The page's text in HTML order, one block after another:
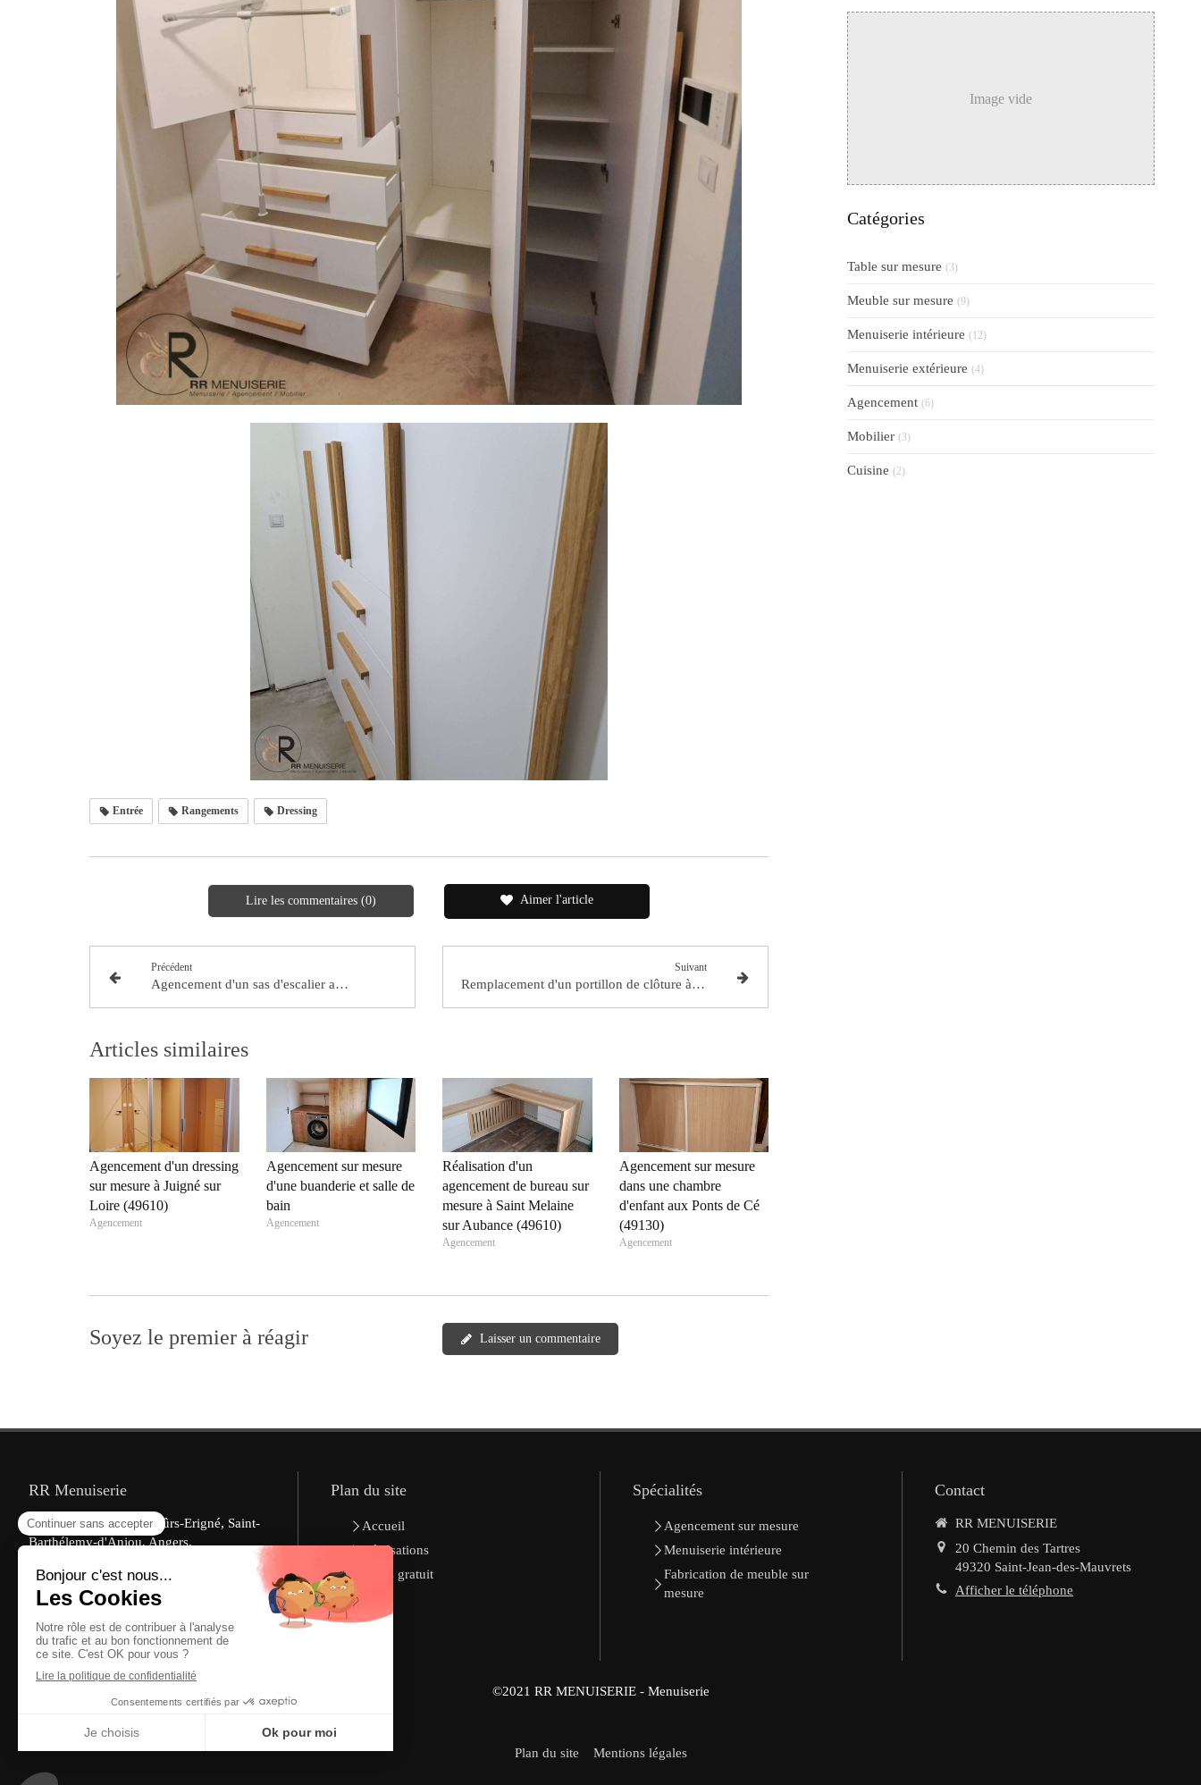
Entrée Rangements Dressing
Lire les commentaires (0) Aimer l'article
Précédent
Agencement d'un sas d'escalier avec des portes "claustra" à Avrillé (49240)
Suivant
Remplacement d'un portillon de clôture à Saint Barthelémy d'Anjou (49124)
Articles similaires
Agencement d'un dressing
sur mesure à Juigné sur
Loire (49610)
Agencement
Agencement sur mesure
d'une buanderie et salle de
bain
Agencement
Réalisation d'un
agencement de bureau sur
mesure à Saint Melaine
sur Aubance (49610)
Agencement
Agencement sur mesure
dans une chambre
d'enfant aux Ponts de Cé
(49130)
Agencement
Soyez le premier à réagir Laisser un commentaire
Catégories
Table sur mesure (3)
Meuble sur mesure (9)
Menuiserie intérieure (12)
Menuiserie extérieure (4)
Agencement (6)
Mobilier (3)
Cuisine (2)
RR Menuiserie
Ponts-de-Cé, Trélazé, Mûrs-Erigné, Saint-
Barthélemy-d'Anjou, Angers,
Mazé, Avrillé, Beaucouzé, Beaufort-en-
Vallée, Montreuil-Juigné
Obtenir un devis gratuit
Plan du site
Accueil
Réalisations
Devis gratuit
Spécialités
Agencement sur mesure
Menuiserie intérieure
Fabrication de meuble sur
mesure
Contact
RR MENUISERIE
20 Chemin des Tartres
49320 Saint-Jean-des-Mauvrets
Afficher le téléphone
©2021 RR MENUISERIE - Menuiserie
Plan du site Mentions légales